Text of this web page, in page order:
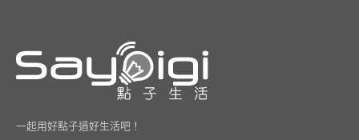
一起用好點子過好生活吧！